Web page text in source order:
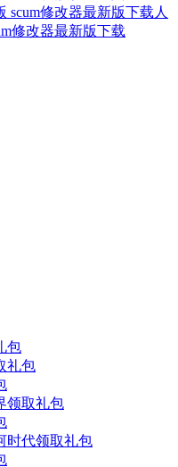
人
修改器最新版下载
包
礼包
领取礼包
时代领取礼包